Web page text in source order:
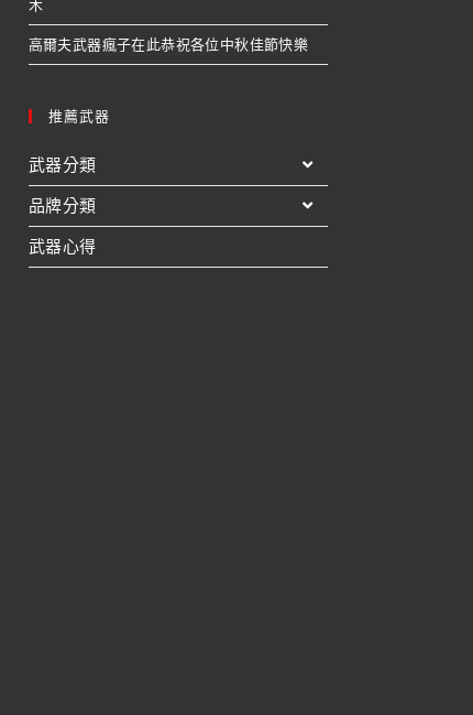
木
高爾夫武器瘋子在此恭祝各位中秋佳節快樂
推薦武器
武器分類
品牌分類
武器心得